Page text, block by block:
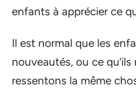
enfants à apprécier ce
Il est normal que les
nouveautés, ou ce qu’ils
ressentons la même